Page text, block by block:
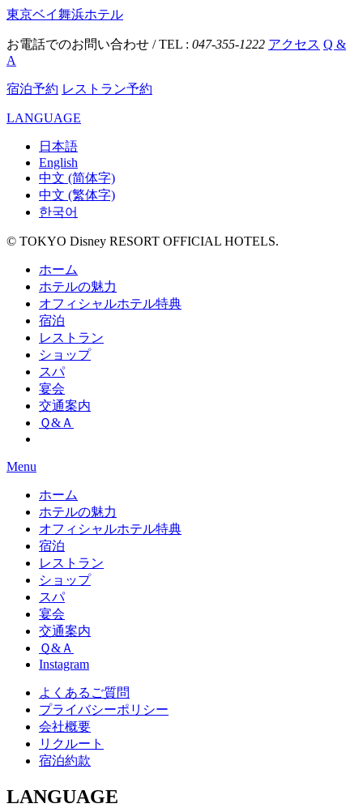
東京ベイ舞浜ホテル
お電話でのお問い合わせ / TEL : 047-355-1222 アクセス Q &
A
宿泊予約 レストラン予約
LANGUAGE
日本語
English
中文 (简体字)
中文 (繁体字)
한국어
© TOKYO Disney RESORT OFFICIAL HOTELS.
ホーム
ホテルの魅力
オフィシャルホテル特典
宿泊
レストラン
ショップ
スパ
宴会
交通案内
Ｑ&Ａ
Menu
ホーム
ホテルの魅力
オフィシャルホテル特典
宿泊
レストラン
ショップ
スパ
宴会
交通案内
Ｑ&Ａ
Instagram
よくあるご質問
プライバシーポリシー
会社概要
リクルート
宿泊約款
LANGUAGE